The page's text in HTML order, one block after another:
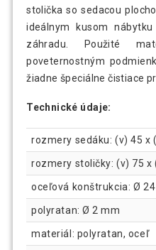
stolička so sedacou
ideálnym kusom
záhradu. Použité
poveternostným
žiadne špeciálne čistiace
Technické údaje:
rozmery sedáku: (v) 45 x
rozmery stoličky: (v) 75 x
oceľová konštrukcia: Ø
polyratan: Ø 2 mm
materiál: polyratan, oceľ